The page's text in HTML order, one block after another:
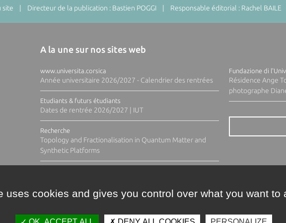
site | Directeur de la publication : Bastien POGGI | Responsable éditorial : Rachel BAILE
A la une sur nos sites web
www.universita.corsica
Année universitaire 2026/2027 - Calendrier des rentrées
Etudiants & futurs étudiants
Dates de rentrée 2026/2027 | IUT
Recherche
Topology and Fractionalisation in Quantum Matter and
Synthetic Platforms
Fundazione di
Résidence Ange
photographe
uses cookies and gives you control over what you want to